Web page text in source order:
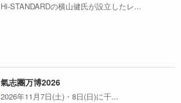
Hi-STANDARDの横山健氏が設立したレ...
氣志團万博2026
2026年11月7日(土)・8日(日)に千...